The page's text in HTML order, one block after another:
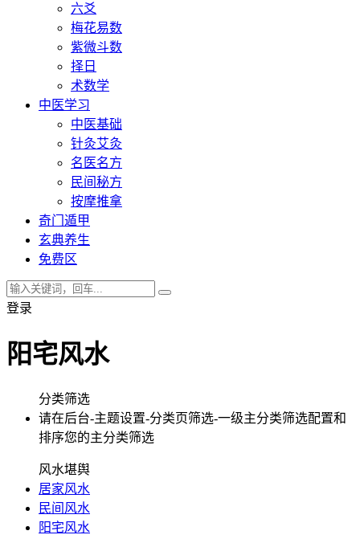
六爻
梅花易数
紫微斗数
择日
术数学
中医学习
中医基础
针灸艾灸
名医名方
民间秘方
按摩推拿
奇门遁甲
玄典养生
免费区
登录
阳宅风水
分类筛选
请在后台-主题设置-分类页筛选-一级主分类筛选配置和
排序您的主分类筛选
风水堪舆
居家风水
民间风水
阳宅风水